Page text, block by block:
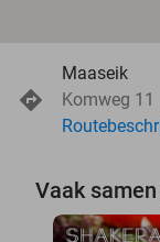
Maaseik
Komweg 11
Vaak